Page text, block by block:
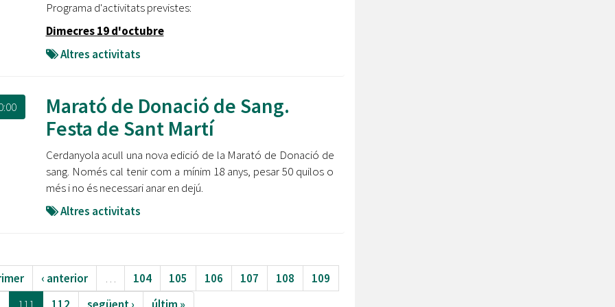
Programa d'activitats previstes:
Dimecres 19 d'octubre
Altres activitats
Marató de Donació de Sang.
Festa de Sant Martí
Cerdanyola acull una nova edició de la Marató de Donació de
sang. Només cal tenir com a mínim 18 anys, pesar 50 quilos o
més i no és necessari anar en dejú.
Altres activitats
‹ anterior … 104 105 106 107 108
109